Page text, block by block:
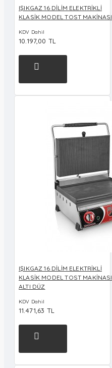
IŞIKGAZ 16 DİLİM ELEKTRİKLİ
KLASİK MODEL TOST MAKİNASI
KDV Dahil
10.197,00 TL
IŞIKGAZ 16 DİLİM ELEKTRİKLİ
KLASİK MODEL TOST MAKİNASI
ALTI DÜZ
KDV Dahil
11.471,63 TL